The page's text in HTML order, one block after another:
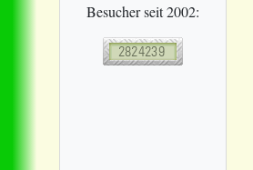
Besucher seit 2002: